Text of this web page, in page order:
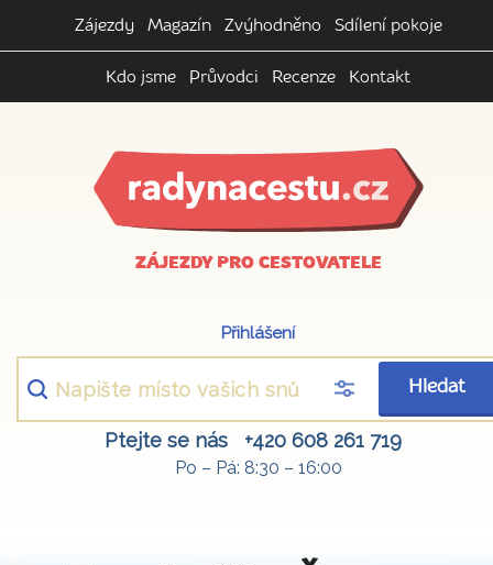
Zájezdy Magazín Zvýhodněno Sdílení pokoje
Kdo jsme Průvodci Recenze Kontakt
ZÁJEZDY PRO CESTOVATELE
Přihlášení
Hledat
Ptejte se nás +420 608 261 719
Po – Pá: 8:30 – 16:00